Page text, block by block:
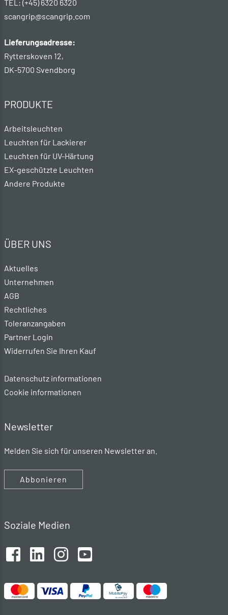
TEL: (+45) 6320 6320
scangrip@scangrip.com
Lieferungsadresse:
Rytterskoven 12,
DK-5700 Svendborg
PRODUKTE
Arbeitsleuchten
Leuchten für Lackierer
Leuchten für UV-Härtung
EX-geschützte Leuchten
Andere Produkte
ÜBER UNS
Aktuelles
Unternehmen
AGB
Rechtliches
Toleranzangaben
Partner Login
Widerrufen Sie Ihren Kauf
Datenschutz informationen
Cookie informationen
Newsletter
Melden Sie sich für unseren Newsletter an.
Abbonieren
Soziale Medien